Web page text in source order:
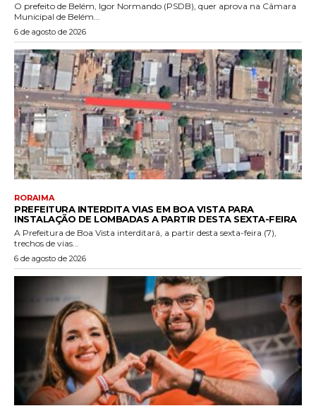
O prefeito de Belém, Igor Normando (PSDB), quer aprova na Câmara
Municipal de Belém...
6 de agosto de 2026
RORAIMA
PREFEITURA INTERDITA VIAS EM BOA VISTA PARA
INSTALAÇÃO DE LOMBADAS A PARTIR DESTA SEXTA-FEIRA
A Prefeitura de Boa Vista interditará, a partir desta sexta-feira (7),
trechos de vias...
6 de agosto de 2026